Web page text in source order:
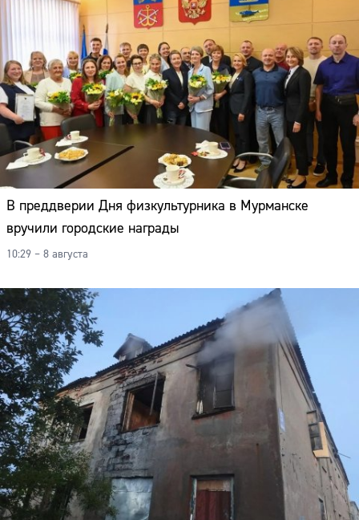
В преддверии Дня физкультурника в Мурманске
вручили городские награды
10:29 – 8 августа